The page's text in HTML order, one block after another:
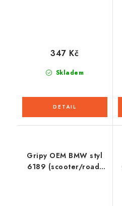
Skladem
347 Kč
Gripy OEM BMW styl
6189 (scooter/road)